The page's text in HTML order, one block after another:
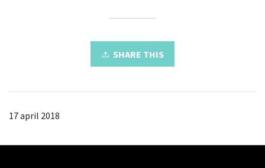
SHARE THIS
17 april 2018